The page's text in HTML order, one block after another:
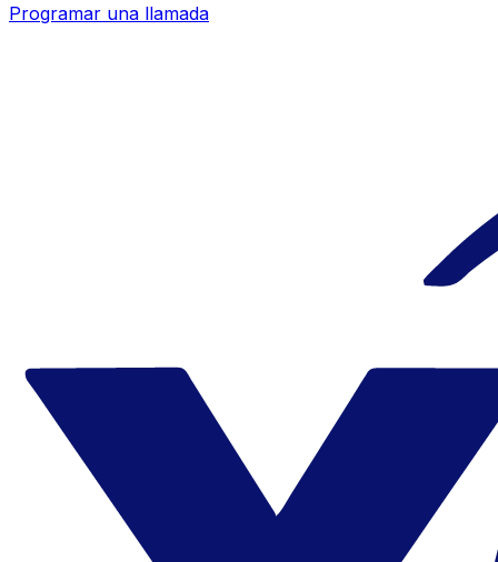
Programar una llamada